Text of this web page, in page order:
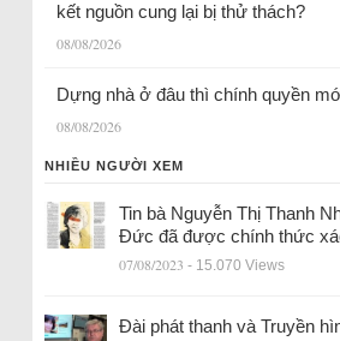
kết nguồn cung lại bị thử thách?
08/08/2026
Dựng nhà ở đâu thì chính quyền
08/08/2026
NHIỀU NGƯỜI XEM
Tin bà Nguyễn Thị Thanh
Đức đã được chính thức
07/08/2023 - 15.070 Views
Đài phát thanh và Truyền